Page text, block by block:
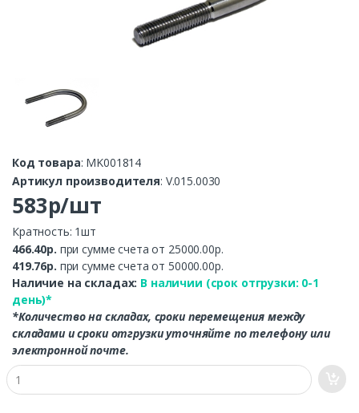
Код товара: MK001814
Артикул производителя: V.015.0030
583р/шт
Кратность: 1шт
466.40р. при сумме счета от 25000.00р.
419.76р. при сумме счета от 50000.00р.
Наличие на складах: В наличии (срок отгрузки: 0-1
день)*
*Количество на складах, сроки перемещения между
складами и сроки отгрузки уточняйте по телефону или
электронной почте.